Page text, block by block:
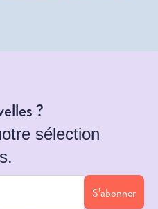
?
sélection
S’abonner